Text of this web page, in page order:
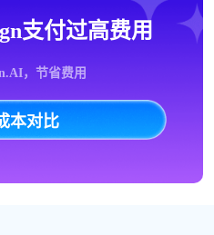
支付过高费用
，节省费用
本对比